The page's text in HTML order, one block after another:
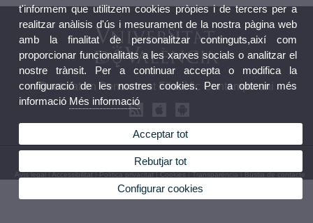
Doctorat en Pensament Filosòfic Contemporani
© 2026 UV. - Av. Blasco Ibáñez, 30. 46010 València.
Avís legal|Accessibilitat|Política privacitat|Cookies|Transparència|Bústia de contacte
t'informem que utilitzem cookies pròpies i de tercers per a
realitzar anàlisis d'ús i mesurament de la nostra pàgina web
amb la finalitat de personalitzar continguts,així com
proporcionar funcionalitats a les xarxes socials o analitzar el
nostre trànsit. Per a continuar accepta o modifica la
configuració de les nostres cookies. Per a obtenir més
informació Més informació
Acceptar tot
Rebutjar tot
Configurar cookies